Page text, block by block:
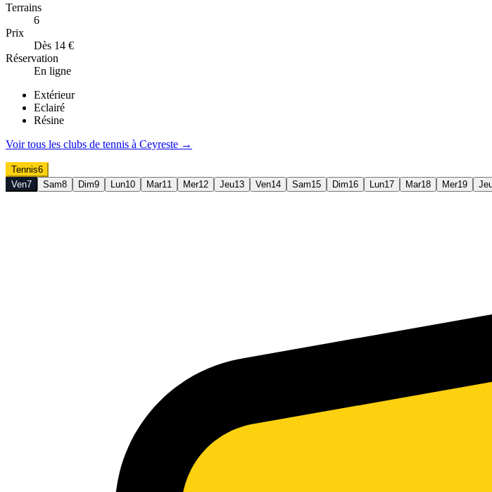
Terrains
6
Prix
Dès 14 €
Réservation
En ligne
Extérieur
Eclairé
Résine
Voir tous les clubs de tennis à Ceyreste →
Tennis6
Ven7 Sam8 Dim9 Lun10 Mar11 Mer12 Jeu13 Ven14 Sam15 Dim16 Lun17 Mar18 Mer19